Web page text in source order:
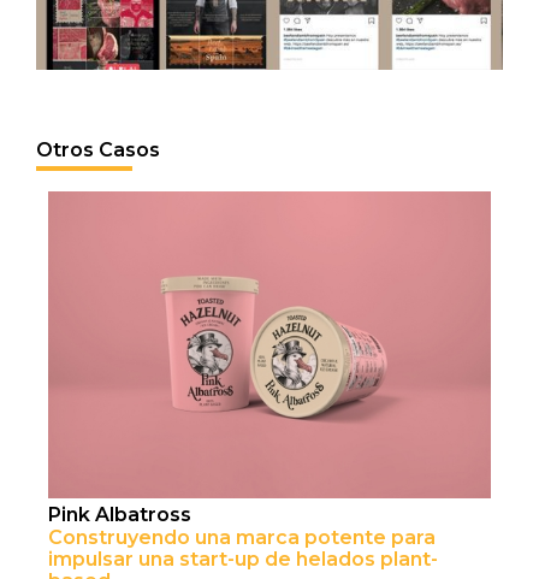
Otros Casos
Pink Albatross
Construyendo una marca potente para
impulsar una start-up de helados plant-